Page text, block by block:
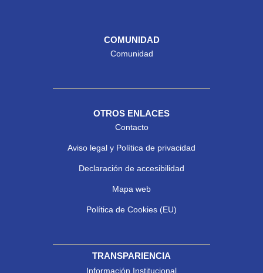
COMUNIDAD
Comunidad
OTROS ENLACES
Contacto
Aviso legal y Política de privacidad
Declaración de accesibilidad
Mapa web
Política de Cookies (EU)
TRANSPARIENCIA
Información Institucional